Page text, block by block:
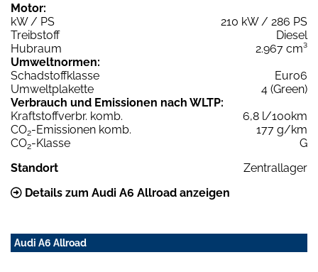
Motor:
kW / PS
210 kW / 286 PS
Treibstoff
Diesel
Hubraum
2.967 cm³
Umweltnormen:
Schadstoffklasse
Euro6
Umweltplakette
4 (Green)
Verbrauch und Emissionen nach WLTP:
Kraftstoffverbr. komb.
6,8 l/100km
CO2-Emissionen komb.
177 g/km
CO2-Klasse
G
Standort
Zentrallager
Details zum Audi A6 Allroad anzeigen
Audi A6 Allroad